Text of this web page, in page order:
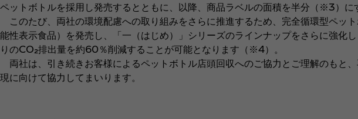
ペットボトルを採用し発売するとともに、以降、商品ラベルの面積を半分（※3）に
このたび、両社の環境配慮への取り組みをさらに推進するため、完全循環型ペッ
能性表示食品）を発売し、「一（はじめ）」シリーズのラインナップをさらに強化
りのCO₂排出量を約60％削減することが可能となります（※4）。
両社は、引き続きお客様によるペットボトル店頭回収へのご協力とご理解のもと
現に向けて協力してまいります。